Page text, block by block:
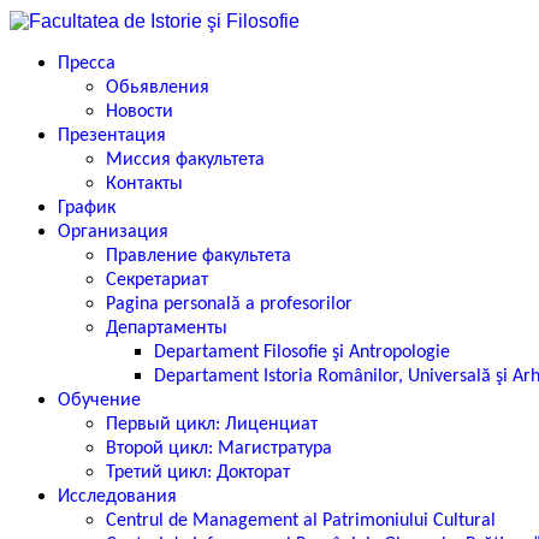
Пресса
Обьявления
Новости
Презентация
Миссия факультета
Контакты
График
Организация
Правление факультета
Секретариат
Pagina personală a profesorilor
Департаменты
Departament Filosofie şi Antropologie
Departament Istoria Românilor, Universală şi
Обучение
Первый цикл: Лиценциат
Второй цикл: Магистратура
Третий цикл: Докторат
Исследования
Centrul de Management al Patrimoniului Cultural